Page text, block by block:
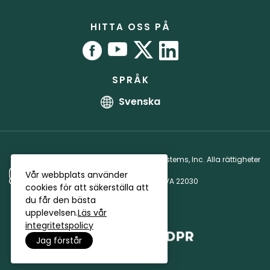
Bug bounty-program
PartnerlicensavtalHITTA OSS PÅ
SPRÅK
Svenska
Copyright © 1999 - 2026 Siber Systems, Inc. Alla rättigheter
förbehållna.
3701 Pender Dr, Suite 400, Fairfax, VA 22030
Integritetspolicy·Licensavtal
Vår webbplats använder
cookies för att säkerställa att
du får den bästa
upplevelsen.Läs vår
integritetspolicy
Jag förstår